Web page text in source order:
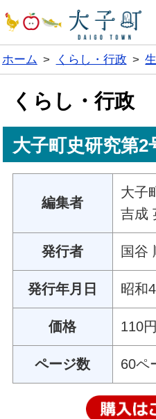
ホーム > くらし・行政 >
くらし・行政
大子町史研究第2
編集者
大子
吉成
発行者 国谷
発行年月日 昭和
価格 110円
ページ数 60ペ